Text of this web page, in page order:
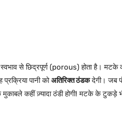
से छिद्रपूर्ण (porous) होता है। मटके
पानी कोअतिरिक्त ठंडकदेगी। जब
कहीं ज़्यादा ठंडी होगी! मटके के टुकड़े